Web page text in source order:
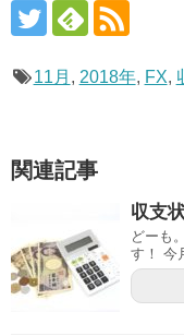
11月 , 2018年, FX,
関連記事
収支
どーも
す！ 今